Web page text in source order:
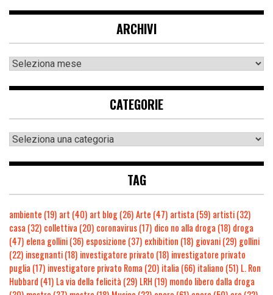
ARCHIVI
CATEGORIE
TAG
ambiente (19) art (40) art blog(26)Arte (47) artista (59) artisti(32)
casa (32) collettiva (20) coronavirus(17) dico no alla droga (18) droga
(47) elena gollini(36) esposizione (37) exhibition (18) giovani(29) gollini
(22) insegnanti(18) investigatore privato (18) investigatore privato
puglia (17) investigatore privato Roma (20) italia (66) italiano (51) L. Ron
Hubbard (41) La via della felicità (29) LRH (19) mondo libero dalla droga